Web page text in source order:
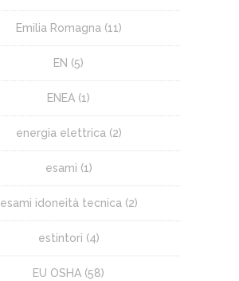
Emilia Romagna (11)
EN (5)
ENEA (1)
energia elettrica (2)
esami (1)
esami idoneità tecnica (2)
estintori (4)
EU OSHA (58)